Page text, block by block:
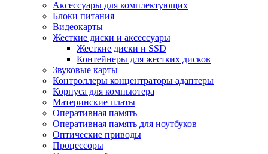
Аксессуары для комплектующих
Блоки питания
Видеокарты
Жесткие диски и аксессуары
Жесткие диски и SSD
Контейнеры для жестких дисков
Звуковые карты
Контроллеры концентраторы адаптеры
Корпуса для компьютера
Материнские платы
Оперативная память
Оперативная память для ноутбуков
Оптические приводы
Процессоры